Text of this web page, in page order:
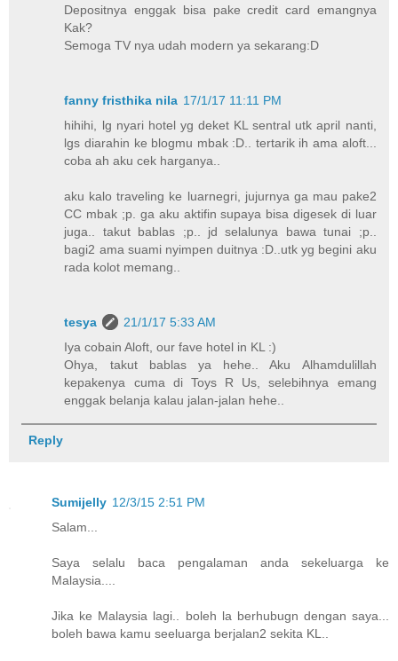
Depositnya enggak bisa pake credit card emangnya
Kak?
Semoga TV nya udah modern ya sekarang:D
fanny fristhika nila 17/1/17 11:11 PM
hihihi, lg nyari hotel yg deket KL sentral utk april nanti,
lgs diarahin ke blogmu mbak :D.. tertarik ih ama aloft...
coba ah aku cek harganya..
aku kalo traveling ke luarnegri, jujurnya ga mau pake2
CC mbak ;p. ga aku aktifin supaya bisa digesek di luar
juga.. takut bablas ;p.. jd selalunya bawa tunai ;p..
bagi2 ama suami nyimpen duitnya :D..utk yg begini aku
rada kolot memang..
tesya
21/1/17 5:33 AM
Iya cobain Aloft, our fave hotel in KL :)
Ohya, takut bablas ya hehe.. Aku Alhamdulillah
kepakenya cuma di Toys R Us, selebihnya emang
enggak belanja kalau jalan-jalan hehe..
Reply
Sumijelly 12/3/15 2:51 PM
Salam...
Saya selalu baca pengalaman anda sekeluarga ke
Malaysia....
Jika ke Malaysia lagi.. boleh la berhubugn dengan saya...
boleh bawa kamu seeluarga berjalan2 sekita KL..